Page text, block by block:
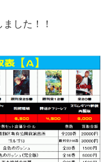
した！！